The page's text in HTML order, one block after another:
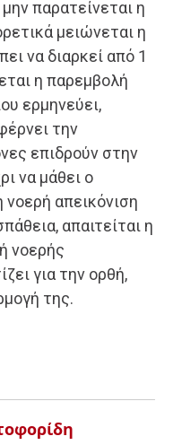
παρατείνεται η
μειώνεται η
να διαρκεί από 1
η παρεμβολή
ερμηνεύει,
την
επιδρούν στην
να μάθει ο
απεικόνιση
απαιτείται η
νοερής
για την ορθή,
της.